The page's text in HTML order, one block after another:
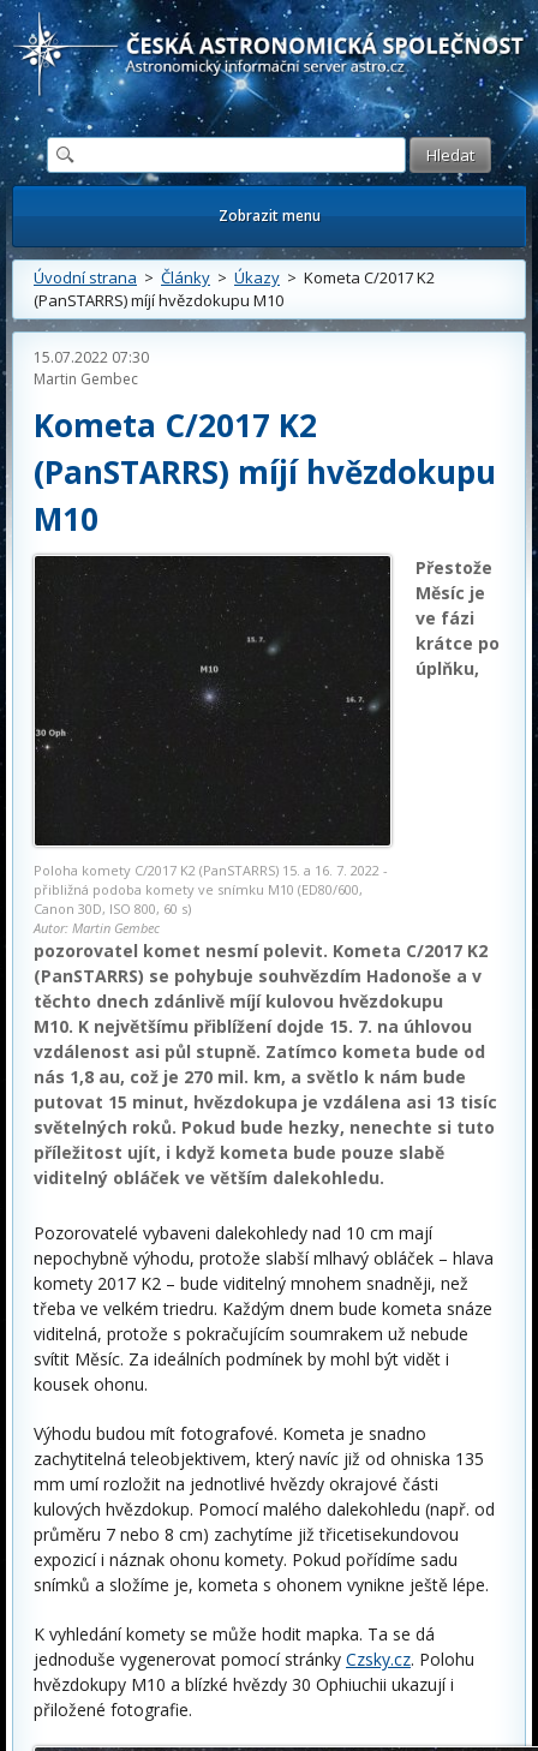
Česká astronomická společnost - Informační astronomický server
Zobrazit menu
Úvodní strana > Články > Úkazy > Kometa C/2017 K2
(PanSTARRS) míjí hvězdokupu M10
15.07.2022 07:30
Martin Gembec
Kometa C/2017 K2
(PanSTARRS) míjí hvězdokupu
M10
Poloha komety C/2017 K2 (PanSTARRS) 15. a 16. 7. 2022 -
přibližná podoba komety ve snímku M10 (ED80/600,
Canon 30D, ISO 800, 60 s)
Autor: Martin Gembec
Přestože
Měsíc je
ve fázi
krátce po
úplňku,
pozorovatel komet nesmí polevit. Kometa C/2017 K2
(PanSTARRS) se pohybuje souhvězdím Hadonoše a v
těchto dnech zdánlivě míjí kulovou hvězdokupu
M10. K největšímu přiblížení dojde 15. 7. na úhlovou
vzdálenost asi půl stupně. Zatímco kometa bude od
nás 1,8 au, což je 270 mil. km, a světlo k nám bude
putovat 15 minut, hvězdokupa je vzdálena asi 13 tisíc
světelných roků. Pokud bude hezky, nenechte si tuto
příležitost ujít, i když kometa bude pouze slabě
viditelný obláček ve větším dalekohledu.
Pozorovatelé vybaveni dalekohledy nad 10 cm mají
nepochybně výhodu, protože slabší mlhavý obláček – hlava
komety 2017 K2 – bude viditelný mnohem snadněji, než
třeba ve velkém triedru. Každým dnem bude kometa snáze
viditelná, protože s pokračujícím soumrakem už nebude
svítit Měsíc. Za ideálních podmínek by mohl být vidět i
kousek ohonu.
Výhodu budou mít fotografové. Kometa je snadno
zachytitelná teleobjektivem, který navíc již od ohniska 135
mm umí rozložit na jednotlivé hvězdy okrajové části
kulových hvězdokup. Pomocí malého dalekohledu (např. od
průměru 7 nebo 8 cm) zachytíme již třicetisekundovou
expozicí i náznak ohonu komety. Pokud pořídíme sadu
snímků a složíme je, kometa s ohonem vynikne ještě lépe.
K vyhledání komety se může hodit mapka. Ta se dá
jednoduše vygenerovat pomocí stránky Czsky.cz. Polohu
hvězdokupy M10 a blízké hvězdy 30 Ophiuchii ukazují i
přiložené fotografie.